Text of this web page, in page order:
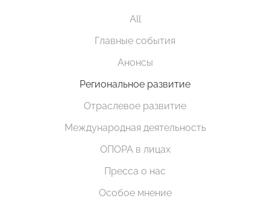
All
Главные события
Анонсы
Региональное развитие
Отраслевое развитие
Международная деятельность
ОПОРА в лицах
Пресса о нас
Особое мнение